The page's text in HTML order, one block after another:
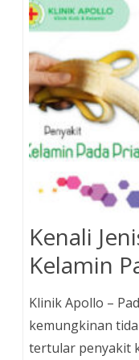
Kenali
Kelamin
Klinik Apollo –
kemungkinan
tertular penyakit